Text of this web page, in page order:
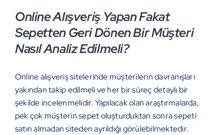
Online Alışveriş Yapan Fakat
Sepetten Geri Dönen Bir Müşteri
Nasıl Analiz Edilmeli?
Online alışveriş sitelerinde müşterilerin davranışları
yakından takip edilmeli ve her bir süreç detaylı bir
şekilde incelenmelidir. Yapılacak olan araştırmalarda,
pek çok müşterin sepet oluşturduktan sonra sepeti
satın almadan siteden ayrıldığı görülebilmektedir.